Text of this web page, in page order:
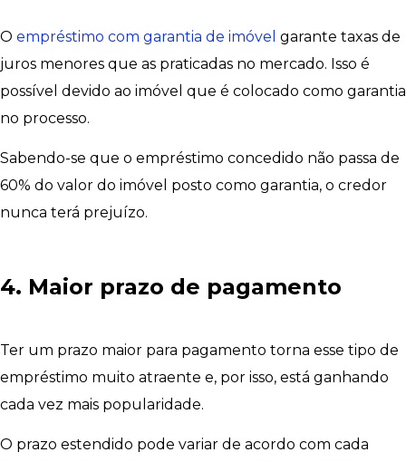
O empréstimo com garantia de imóvel garante taxas de
juros menores que as praticadas no mercado. Isso é
possível devido ao imóvel que é colocado como garantia
no processo.
Sabendo-se que o empréstimo concedido não passa de
60% do valor do imóvel posto como garantia, o credor
nunca terá prejuízo.
4. Maior prazo de pagamento
Ter um prazo maior para pagamento torna esse tipo de
empréstimo muito atraente e, por isso, está ganhando
cada vez mais popularidade.
O prazo estendido pode variar de acordo com cada